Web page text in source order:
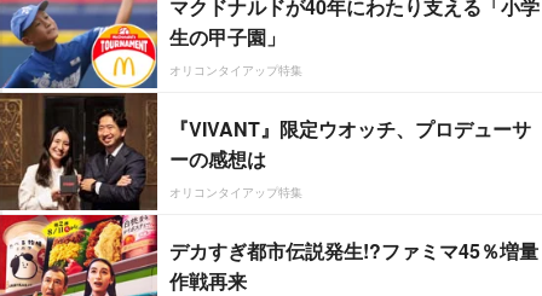
マクドナルドが40年にわたり支える「小学
生の甲子園」
オリコンタイアップ特集
『VIVANT』限定ウオッチ、プロデューサ
ーの感想は
オリコンタイアップ特集
デカすぎ都市伝説発生!?ファミマ45％増量
作戦再来